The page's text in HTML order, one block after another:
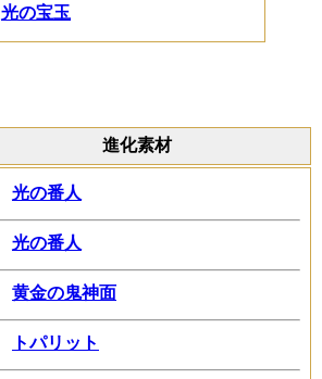
光の宝玉
進化素材
光の番人
光の番人
黄金の鬼神面
トパリット